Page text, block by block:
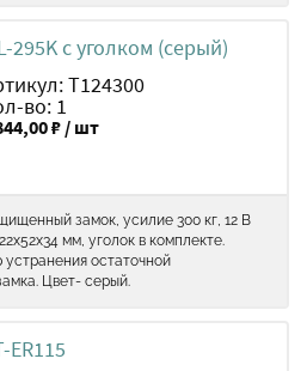
295K с уголком (серый)
Т124300
во: 1
₽ / шт
замок, усилие 300 кг, 12 В
мм, уголок в комплекте.
остаточной
Цвет- серый.
ER115